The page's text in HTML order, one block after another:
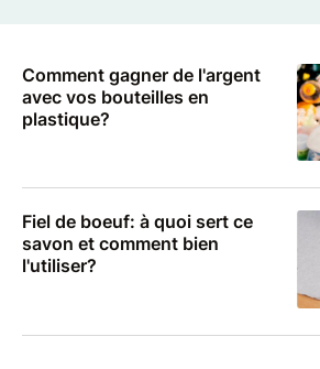
Comment gagner de l'argent
avec vos bouteilles en
plastique?
Fiel de boeuf: à quoi sert ce
savon et comment bien
l'utiliser?